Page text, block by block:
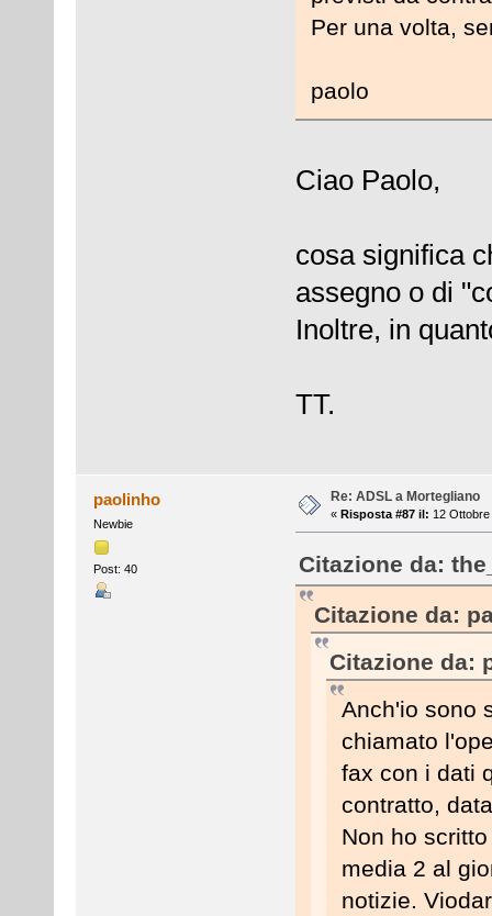
Per una volta,
paolo
Ciao Paolo,
cosa significa
assegno o di
Inoltre, in
TT.
paolinho
Newbie
Post: 40
Re: ADSL a Mortegliano
« Risposta #87 il: 12
Citazione da:
Citazione da:
Citazione da:
Anch'io sono
chiamato
fax con i dati
contratto,
Non ho
media 2 al
notizie.